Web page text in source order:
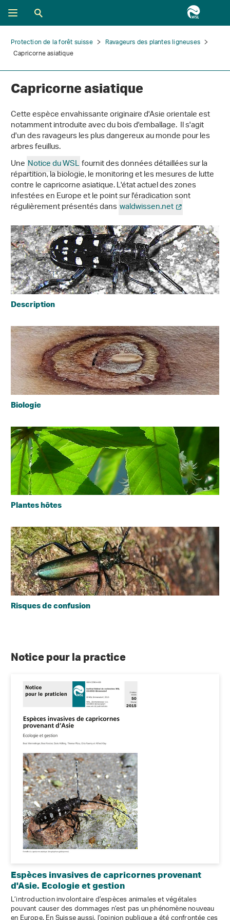
Protection de la forêt suisse
Ravageurs des plantes ligneuses
Capricorne asiatique
Capricorne asiatique
Cette espèce envahissante originaire d'Asie orientale est
notamment introduite avec du bois d'emballage. Il s'agit
d'un des ravageurs les plus dangereux au monde pour les
arbres feuillus.
Une Notice du WSLfournit des données détaillées sur la
répartition, la biologie, le monitoring et les mesures de lutte
contre le capricorne asiatique. L'état actuel des zones
infestées en Europe et le point sur l'éradication sont
régulièrement présentés danswaldwissen.net
Description
Biologie
Plantes hôtes
Risques de confusion
Notice pour la practice
Espèces invasives de capricornes provenant
d'Asie. Ecologie et gestion
L’introduction involontaire d’espèces animales et végétales
pouvant causer des dommages n’est pas un phénomène nouveau